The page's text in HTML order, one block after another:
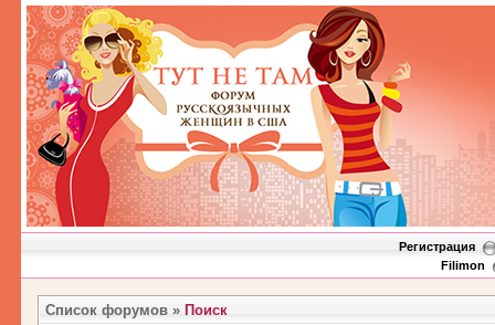
Регистрация
Filimon
Список форумов » Поиск